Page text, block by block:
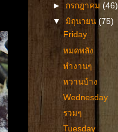
► กรกฎาคม (46)
▼มิถุนายน(75)
Friday
หมดพลัง
ทำงานๆ
หวานบ้าง
Wednesday
รวมๆ
Tuesday